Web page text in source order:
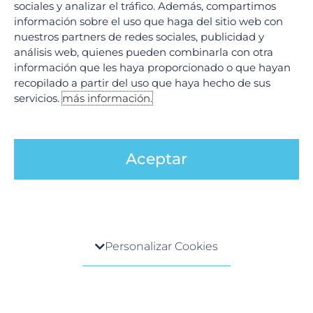
←Anterior 1 2 3 …
16
Siguiente
Buscar
sociales y analizar el tráfico. Además, compartimos
información sobre el uso que haga del sitio web con
nuestros partners de redes sociales, publicidad y
análisis web, quienes pueden combinarla con otra
información que les haya proporcionado o que hayan
recopilado a partir del uso que haya hecho de sus
servicios.más información.
Aceptar
Cuando visita cualquier sitio web, el mismo podría
Personalizar Cookies